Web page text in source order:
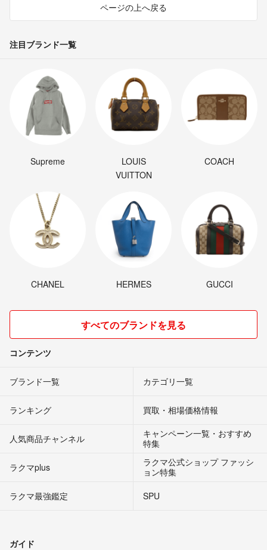
ページの上へ戻る
注目ブランド一覧
Supreme
LOUIS
VUITTON
COACH
CHANEL HERMES GUCCI
すべてのブランドを見る
コンテンツ
ブランド一覧 カテゴリ一覧
ランキング 買取・相場価格情報
人気商品チャンネル
キャンペーン一覧・おすすめ
特集
ラクマplus
ラクマ公式ショップ ファッシ
ョン特集
ラクマ最強鑑定
SPU
ガイド